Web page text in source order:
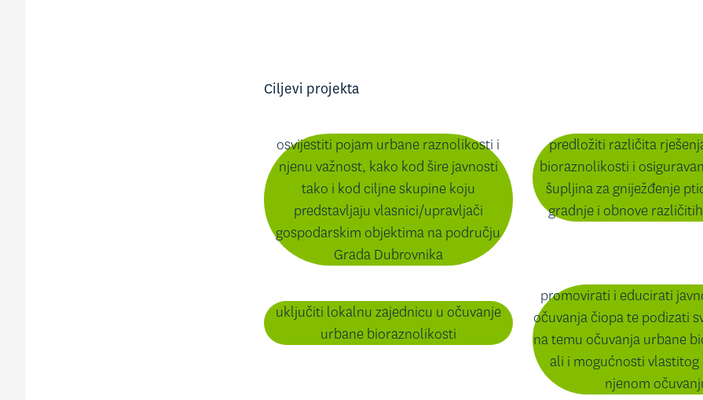
Ciljevi projekta
osvijestiti pojam urbane raznolikosti i
njenu važnost, kako kod šire javnosti
tako i kod ciljne skupine koju
predstavljaju vlasnici/upravljači
gospodarskim objektima na području
Grada Dubrovnika
uključiti lokalnu zajednicu u očuvanje
urbane bioraznolikosti
predložiti različita
bioraznolikosti i
šupljina za gniježđenje
gradnje i obnove
promovirati i educirati
očuvanja čiopa te podizati
na temu očuvanja urbane
ali i mogućnosti
njenom